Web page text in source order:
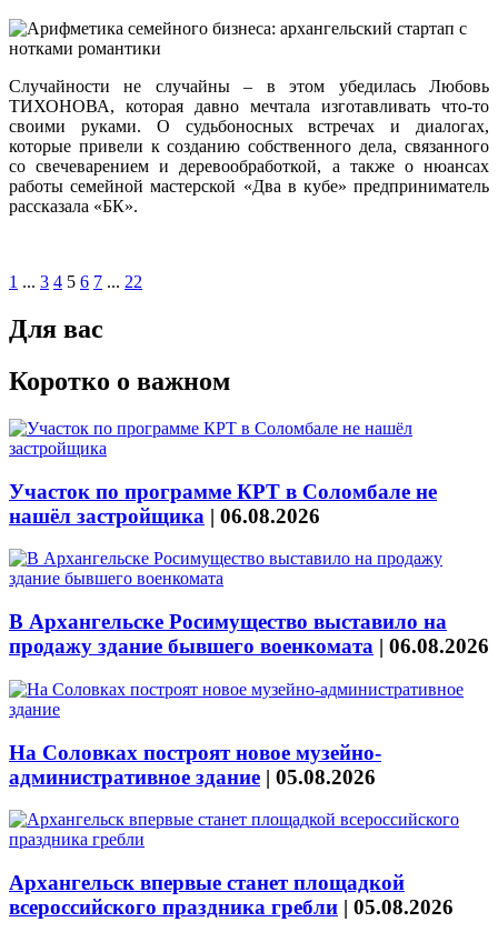
Случайности не случайны – в этом убедилась Любовь
ТИХОНОВА, которая давно мечтала изготавливать что‑то
своими руками. О судьбоносных встречах и диалогах,
которые привели к созданию собственного дела, связанного
со свечеварением и деревообработкой, а также о нюансах
работы семейной мастерской «Два в кубе» предприниматель
рассказала «БК».
1 ... 3 4 5 6 7 ... 22
Для вас
Коротко о важном
Участок по программе КРТ в Соломбале не
нашёл застройщика | 06.08.2026
В Архангельске Росимущество выставило на
продажу здание бывшего военкомата | 06.08.2026
На Соловках построят новое музейно-
административное здание | 05.08.2026
Архангельск впервые станет площадкой
всероссийского праздника гребли | 05.08.2026